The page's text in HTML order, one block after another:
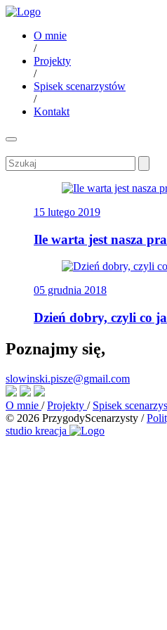
O mnie
/
Projekty
/
Spisek scenarzystów
/
Kontakt
15 lutego 2019
Ile warta jest nasza
05 grudnia 2018
Dzień dobry, czyli co
Poznajmy się,
slowinski.pisze@gmail.com
O mnie / Projekty / Spisek
© 2026 PrzygodyScenarzysty /
studio kreacja